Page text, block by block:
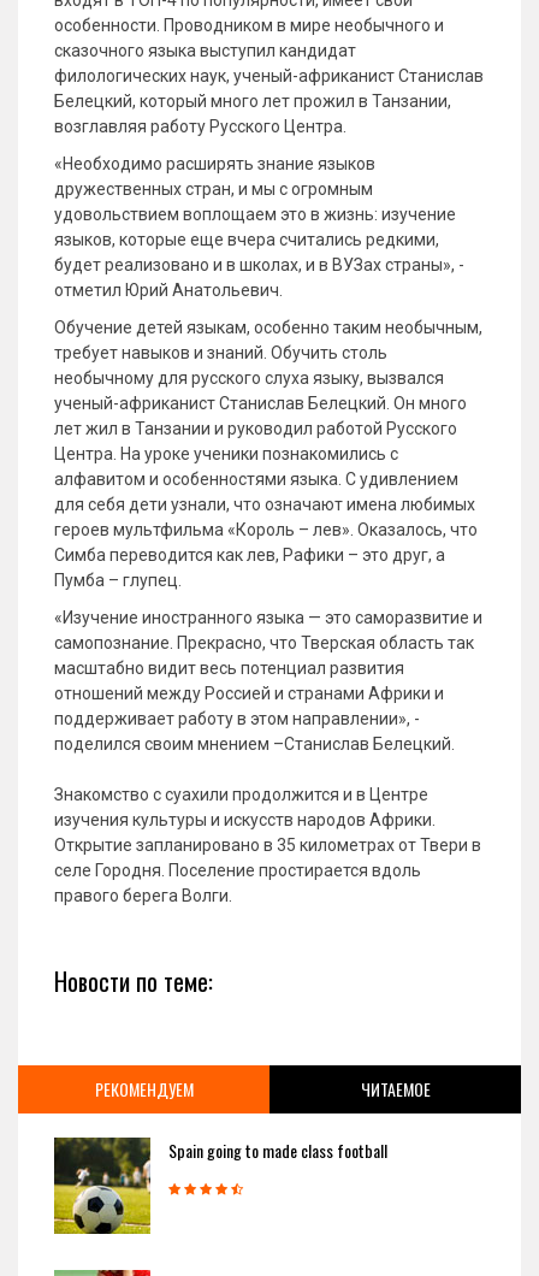
особенности. Проводником в мире необычного и
сказочного языка выступил кандидат
филологических наук, ученый-африканист Станислав
Белецкий, который много лет прожил в Танзании,
возглавляя работу Русского Центра.
«Необходимо расширять знание языков
дружественных стран, и мы с огромным
удовольствием воплощаем это в жизнь: изучение
языков, которые еще вчера считались редкими,
будет реализовано и в школах, и в ВУЗах страны», -
отметил Юрий Анатольевич.
Обучение детей языкам, особенно таким необычным,
требует навыков и знаний. Обучить столь
необычному для русского слуха языку, вызвался
ученый-африканист Станислав Белецкий. Он много
лет жил в Танзании и руководил работой Русского
Центра. На уроке ученики познакомились с
алфавитом и особенностями языка. С удивлением
для себя дети узнали, что означают имена любимых
героев мультфильма «Король – лев». Оказалось, что
Симба переводится как лев, Рафики – это друг, а
Пумба – глупец.
«Изучение иностранного языка — это саморазвитие и
самопознание. Прекрасно, что Тверская область так
масштабно видит весь потенциал развития
отношений между Россией и странами Африки и
поддерживает работу в этом направлении», -
поделился своим мнением –Станислав Белецкий.
Знакомство с суахили продолжится и в Центре
изучения культуры и искусств народов Африки.
Открытие запланировано в 35 километрах от Твери в
селе Городня. Поселение простирается вдоль
правого берега Волги.
Новости по теме:
РЕКОМЕНДУЕМ ЧИТАЕМОЕ
Spain going to made class football